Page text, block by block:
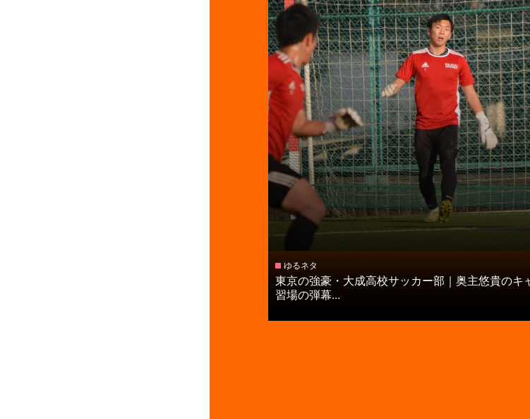
ゆるネタ
東京の強豪・大成高校サッカー部｜奥主悠貴のキ
習場の弾幕...